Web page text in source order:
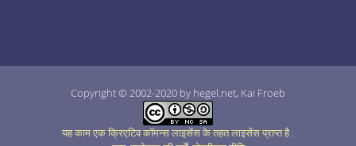
Copyright © 2002-2020 by hegel.net, Kai Froeb
यह काम एक क्रिएटिव कॉमन्स लाइसेंस के तहत लाइसेंस प्राप्त है.